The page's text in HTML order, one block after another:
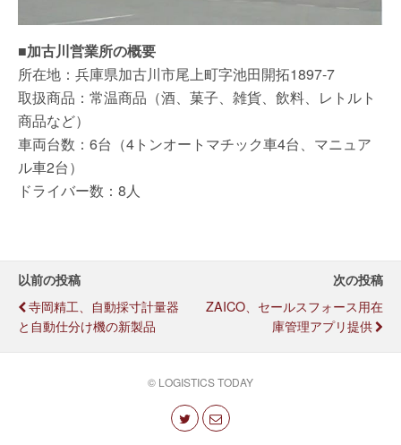
■加古川営業所の概要
所在地：兵庫県加古川市尾上町字池田開拓1897-7
取扱商品：常温商品（酒、菓子、雑貨、飲料、レトルト
商品など）
車両台数：6台（4トンオートマチック車4台、マニュア
ル車2台）
ドライバー数：8人
以前の投稿
寺岡精工、自動採寸計量器
と自動仕分け機の新製品
次の投稿
ZAICO、セールスフォース用在
庫管理アプリ提供
© LOGISTICS TODAY